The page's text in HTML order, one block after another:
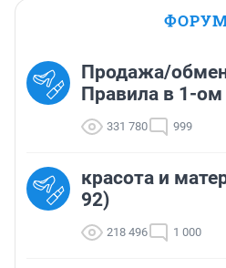
Продажа/
Правила в 1-ом
331 780 999
красота и
92)
218 496 1 000